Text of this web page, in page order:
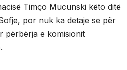
Timço Mucunski këto ditë
por nuk ka detaje se për
përbërja e komisionit